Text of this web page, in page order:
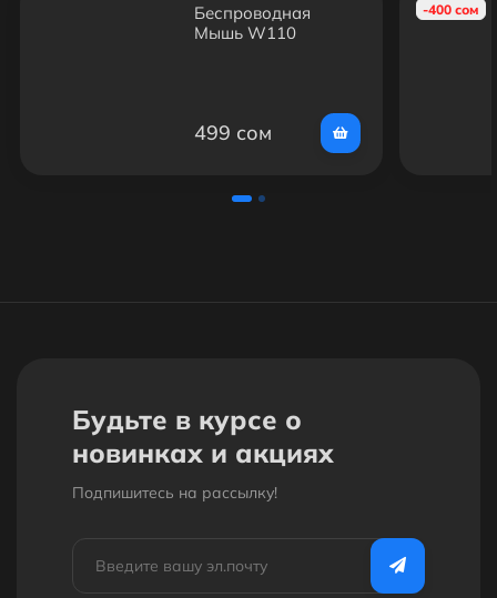
Беспроводная
Мышь W110
499 сом
-400 сом
Будьте в курсе о
новинках и акциях
Подпишитесь на рассылкy!